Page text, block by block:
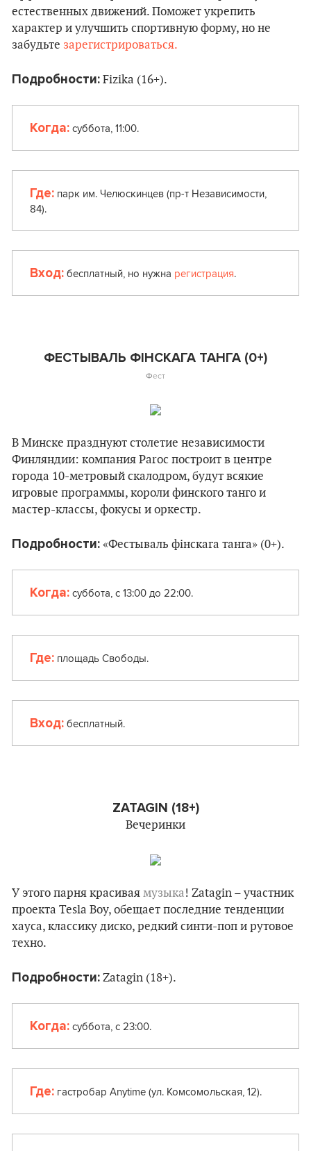
естественных движений. Поможет укрепить
характер и улучшить спортивную форму, но не
забудьте зарегистрироваться.
Подробности: Fizika (16+).
Когда:суббота, 11:00.
Где: парк им. Челюскинцев (пр-т Независимости,
84).
Вход:бесплатный, но нужна регистрация.
ФЕСТЫВАЛЬ ФІНСКАГА ТАНГА (0+)
Фест
В Минске празднуют столетие независимости
Финляндии: компания Paroc построит в центре
города 10-метровый скалодром, будут всякие
игровые программы, короли финского танго и
мастер-классы, фокусы и оркестр.
Подробности: «Фестываль фінскага танга» (0+).
Когда:суббота, с 13:00 до 22:00.
Где: площадь Свободы.
Вход:бесплатный.
ZATAGIN (18+)
Вечеринки
У этого парня красивая музыка! Zatagin – участник
проекта Tesla Boy, обещает последние тенденции
хауса, классику диско, редкий синти-поп и рутовое
техно.
Подробности: Zatagin (18+).
Когда:суббота, с 23:00.
Где: гастробар Anytime (ул. Комсомольская, 12).